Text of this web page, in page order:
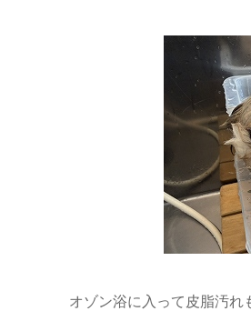
オゾン浴に入って皮脂汚